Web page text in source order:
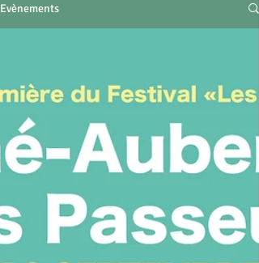
Evènements